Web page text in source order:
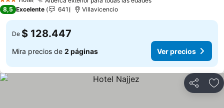
3 Estrellas
8,5 Excelente 641 Villavicencio
De $ 128.447
Mira precios de 2 páginas Ver precios
Compartir